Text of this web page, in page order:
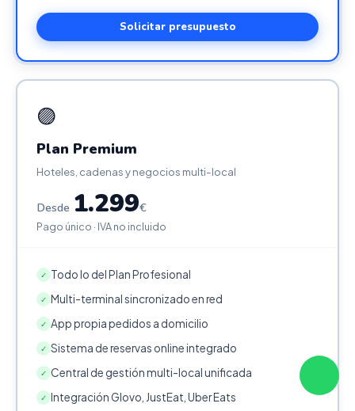
Solicitar presupuesto
🟣
Plan Premium
Hoteles, cadenas y negocios multi-local
Desde 1.299€
Pago único · IVA no incluido
✓ Todo lo del Plan Profesional
✓ Multi-terminal sincronizado en red
✓ App propia pedidos a domicilio
✓ Sistema de reservas online integrado
✓ Central de gestión multi-local unificada
✓ Integración Glovo, JustEat, Uber Eats